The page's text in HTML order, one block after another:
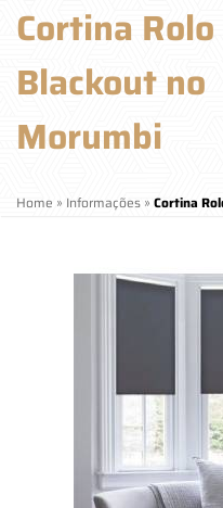
Cortina Rolo
Blackout no
Morumbi
Home » Informações » Cortina